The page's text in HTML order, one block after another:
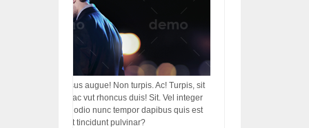
integer! Risus augue! Non turpis. Ac! Turpis, sit
rhoncus porttitor ac vut rhoncus duis! Sit. Vel integer
ut diam porttitor odio nunc tempor dapibus quis est
dictumst, vel amet tincidunt pulvinar?